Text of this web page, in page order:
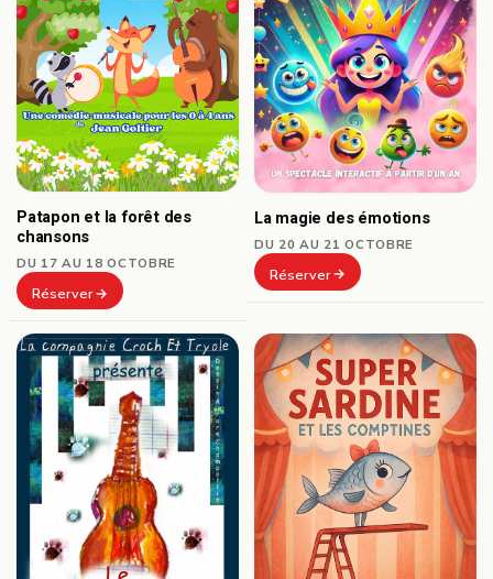
Patapon et la forêt des
chansons
DU 17 AU 18 OCTOBRE
Réserver
La magie des émotions
DU 20 AU 21 OCTOBRE
Réserver